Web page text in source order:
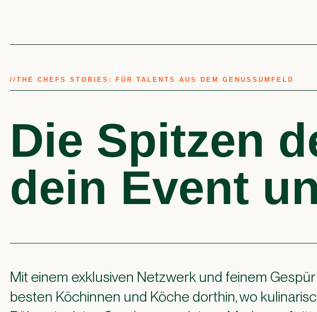
// THE CHEFS STORIES: FÜR TALENTS AUS DEM GENUSSUMFELD
Die Spitzen
dein Event
Mit einem exklusiven Netzwerk und feinem
besten Köchinnen und Köche dorthin, wo